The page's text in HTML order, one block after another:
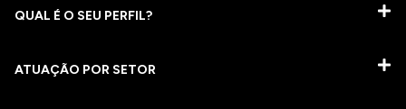
QUAL É O SEU PERFIL?
ATUAÇÃO POR SETOR